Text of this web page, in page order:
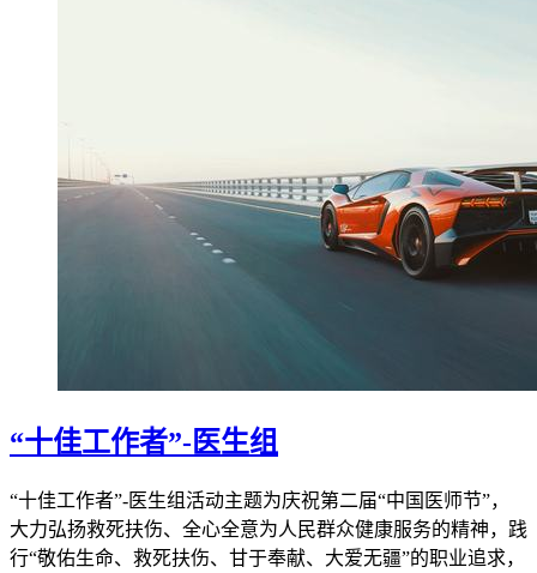
“十佳工作者”-医生组
“十佳工作者”-医生组活动主题为庆祝第二届“中国医师节”，
大力弘扬救死扶伤、全心全意为人民群众健康服务的精神，践
行“敬佑生命、救死扶伤、甘于奉献、大爱无疆”的职业追求，